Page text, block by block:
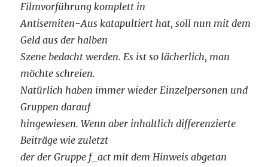
Filmvorführung komplett in
Antisemiten-Aus katapultiert hat, soll nun mit dem
Geld aus der halben
Szene bedacht werden. Es ist so lächerlich, man
möchte schreien.
Natürlich haben immer wieder Einzelpersonen und
Gruppen darauf
hingewiesen. Wenn aber inhaltlich differenzierte
Beiträge wie zuletzt
der der Gruppe f_act mit dem Hinweis abgetan